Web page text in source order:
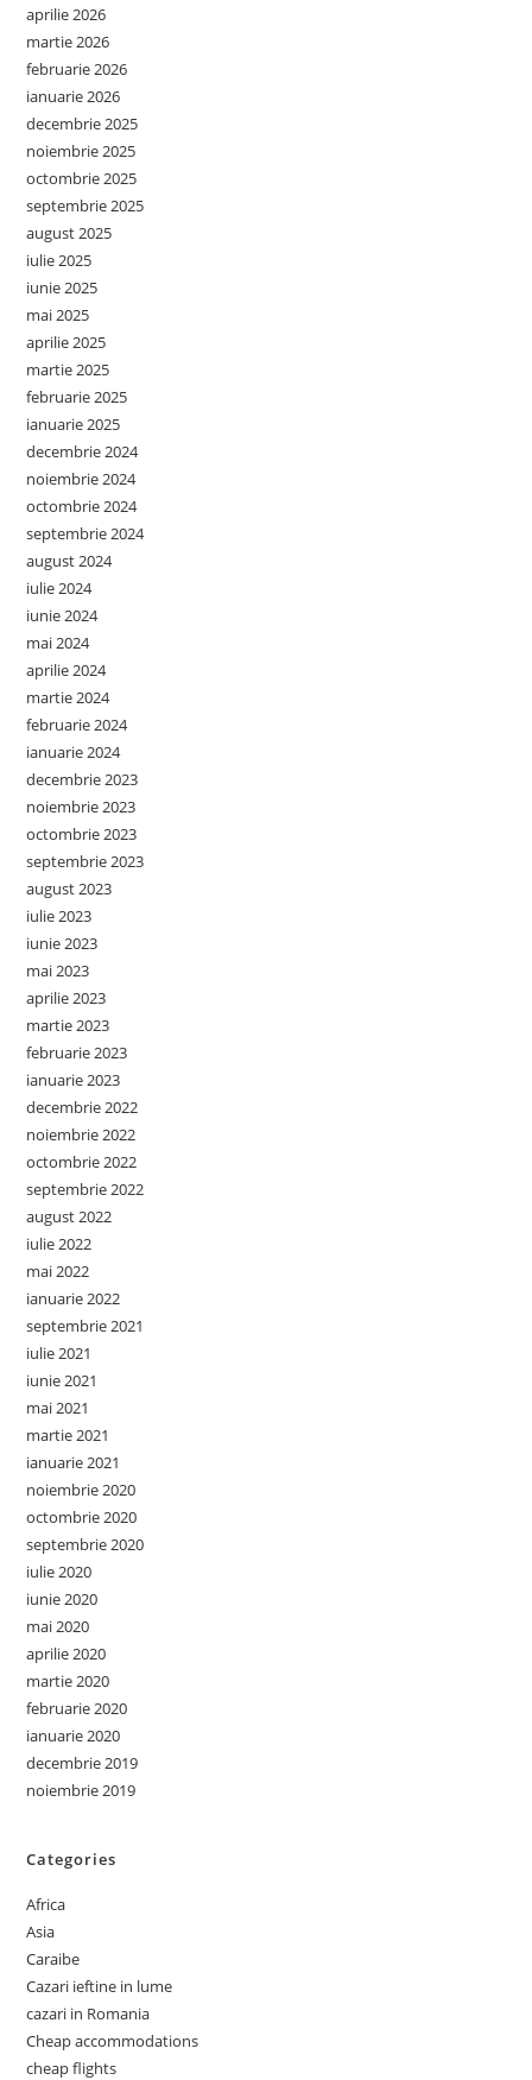
aprilie 2026
martie 2026
februarie 2026
ianuarie 2026
decembrie 2025
noiembrie 2025
octombrie 2025
septembrie 2025
august 2025
iulie 2025
iunie 2025
mai 2025
aprilie 2025
martie 2025
februarie 2025
ianuarie 2025
decembrie 2024
noiembrie 2024
octombrie 2024
septembrie 2024
august 2024
iulie 2024
iunie 2024
mai 2024
aprilie 2024
martie 2024
februarie 2024
ianuarie 2024
decembrie 2023
noiembrie 2023
octombrie 2023
septembrie 2023
august 2023
iulie 2023
iunie 2023
mai 2023
aprilie 2023
martie 2023
februarie 2023
ianuarie 2023
decembrie 2022
noiembrie 2022
octombrie 2022
septembrie 2022
august 2022
iulie 2022
mai 2022
ianuarie 2022
septembrie 2021
iulie 2021
iunie 2021
mai 2021
martie 2021
ianuarie 2021
noiembrie 2020
octombrie 2020
septembrie 2020
iulie 2020
iunie 2020
mai 2020
aprilie 2020
martie 2020
februarie 2020
ianuarie 2020
decembrie 2019
noiembrie 2019
Categories
Africa
Asia
Caraibe
Cazari ieftine in lume
cazari in Romania
Cheap accommodations
cheap flights